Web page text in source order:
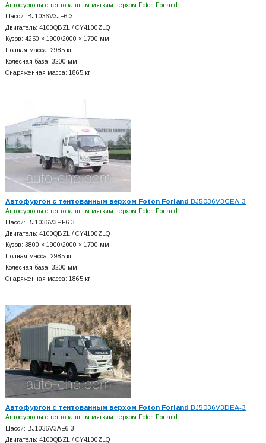
Автофургоны с тентованным мягким верхом Foton Forland
Шасси: BJ1036V3JE6-3
Двигатель: 4100QBZL / CY4100ZLQ
Кузов: 4250 × 1900/2000 × 1700 мм
Полная масса: 2985 кг
Колесная база: 3200 мм
Снаряженная масса: 1865 кг
Автофургон с тентованным верхом Foton Forland BJ5036V3CEA-3
Автофургоны с тентованным мягким верхом Foton Forland
Шасси: BJ1036V3PE6-3
Двигатель: 4100QBZL / CY4100ZLQ
Кузов: 3800 × 1900/2000 × 1700 мм
Полная масса: 2985 кг
Колесная база: 3200 мм
Снаряженная масса: 1865 кг
Автофургон с тентованным верхом Foton Forland BJ5036V3DEA-3
Автофургоны с тентованным мягким верхом Foton Forland
Шасси: BJ1036V3AE6-3
Двигатель: 4100QBZL / CY4100ZLQ